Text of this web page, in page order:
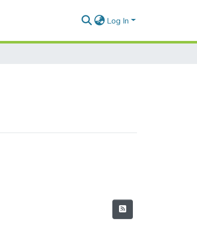
Log In